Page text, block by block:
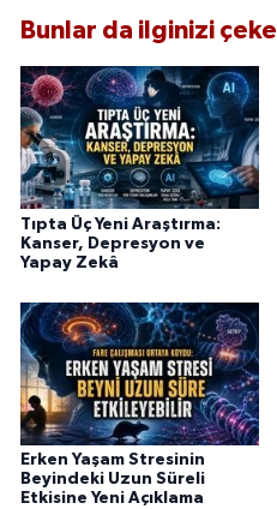
Bunlar da ilginizi
Tıpta Üç Yeni Araştırma:
Kanser, Depresyon ve
Yapay Zekâ
Erken Yaşam Stresinin
Beyindeki Uzun Süreli
Etkisine Yeni Açıklama